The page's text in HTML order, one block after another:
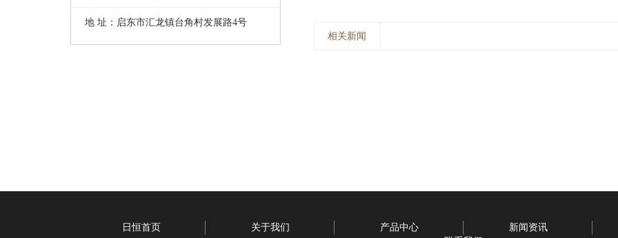
地 址：启东市汇龙镇台角村发展路4号
相关新闻
日恒首页 关于我们 产品中心
新闻资讯